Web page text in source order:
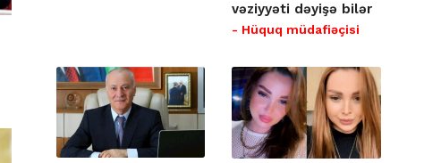
vəziyyəti dəyişə bilər
- Hüquq müdafiəçisi